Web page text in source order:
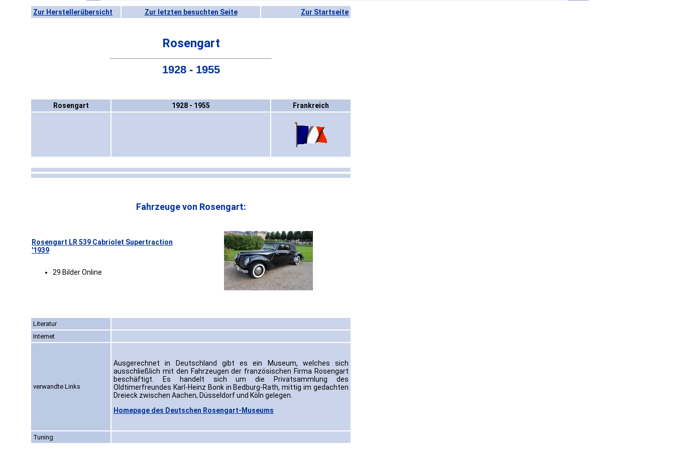
Zur Herstellerübersicht Zur letzten besuchten Seite Zur Startseite
Rosengart
1928 - 1955
Rosengart 1928 - 1955 Frankreich
Fahrzeuge von Rosengart:
Rosengart LR 539 Cabriolet Supertraction
'1939
29 Bilder Online
Literatur
Internet
verwandte Links
Ausgerechnet in Deutschland gibt es ein Museum, welches sich
ausschließlich mit den Fahrzeugen der französischen Firma Rosengart
beschäftigt. Es handelt sich um die Privatsammlung des
Oldtimerfreundes Karl-Heinz Bonk in Bedburg-Rath, mittig im gedachten
Dreieck zwischen Aachen, Düsseldorf und Köln gelegen.
Homepage des Deutschen Rosengart-Museums
Tuning